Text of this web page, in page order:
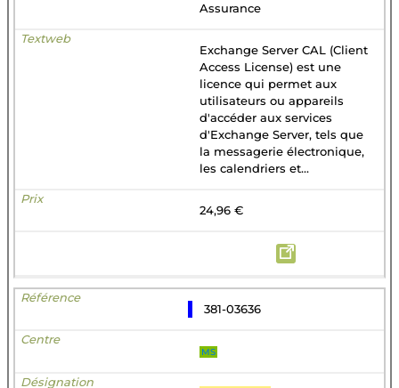
Assurance
Exchange Server CAL (Client
Access License) est une
licence qui permet aux
utilisateurs ou appareils
d'accéder aux services
d'Exchange Server, tels que
la messagerie électronique,
les calendriers et...
24,96 €
381-03636
MS